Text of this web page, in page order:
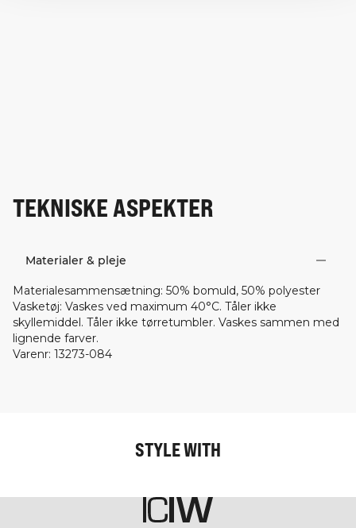
TEKNISKE ASPEKTER
Materialer & pleje
Materialesammensætning: 50% bomuld, 50% polyester
Vasketøj: Vaskes ved maximum 40°C. Tåler ikke
skyllemiddel. Tåler ikke tørretumbler. Vaskes sammen med
lignende farver.
Varenr: 13273-084
STYLE WITH